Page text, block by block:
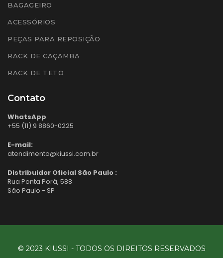
BAGAGEIRO
ACESSÓRIOS
PEÇAS PARA REPOSIÇÃO
RACK DE CAÇAMBA
RACK DE TETO
Contato
WhatsApp
+55 (11) 9 8860-0225
E-mail:
atendimento@kiussi.com.br
Distribuidor Oficial São Paulo :
Rua Ponta Porã, 588
São Paulo - SP
© 2023 KIUSSI - TODOS OS DIREITOS RESERVADOS